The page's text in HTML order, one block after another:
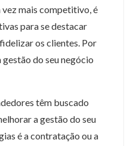
mais competitivo, é
para se destacar
os clientes. Por
do seu negócio
têm buscado
a gestão do seu
é a contratação ou a